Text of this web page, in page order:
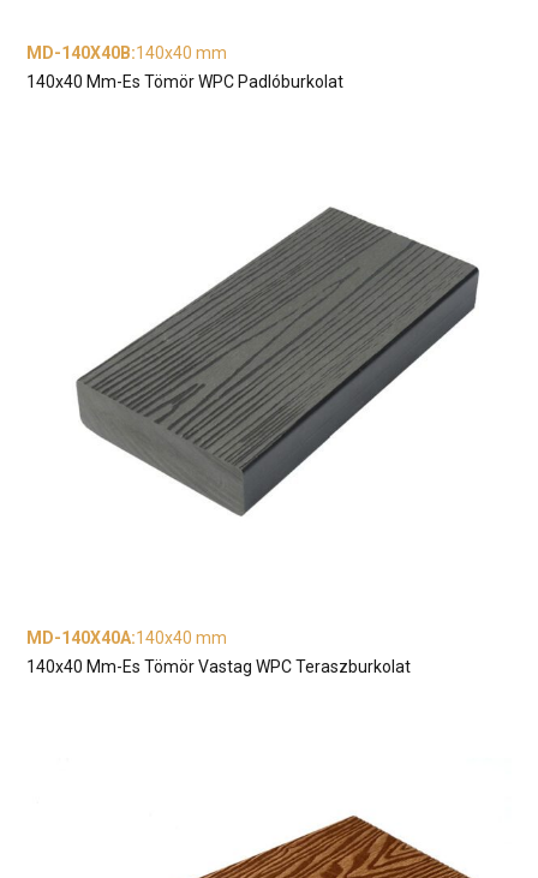
MD-140X40B:140x40 mm
140x40 Mm-Es Tömör WPC Padlóburkolat
MD-140X40A:140x40 mm
140x40 Mm-Es Tömör Vastag WPC Teraszburkolat